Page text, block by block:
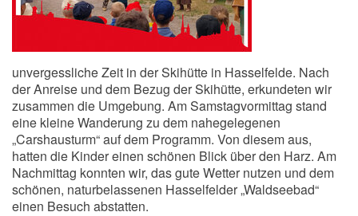
unvergessliche Zeit in der Skihütte in Hasselfelde. Nach
der Anreise und dem Bezug der Skihütte, erkundeten wir
zusammen die Umgebung. Am Samstagvormittag stand
eine kleine Wanderung zu dem nahegelegenen
„Carshausturm“ auf dem Programm. Von diesem aus,
hatten die Kinder einen schönen Blick über den Harz. Am
Nachmittag konnten wir, das gute Wetter nutzen und dem
schönen, naturbelassenen Hasselfelder „Waldseebad“
einen Besuch abstatten.